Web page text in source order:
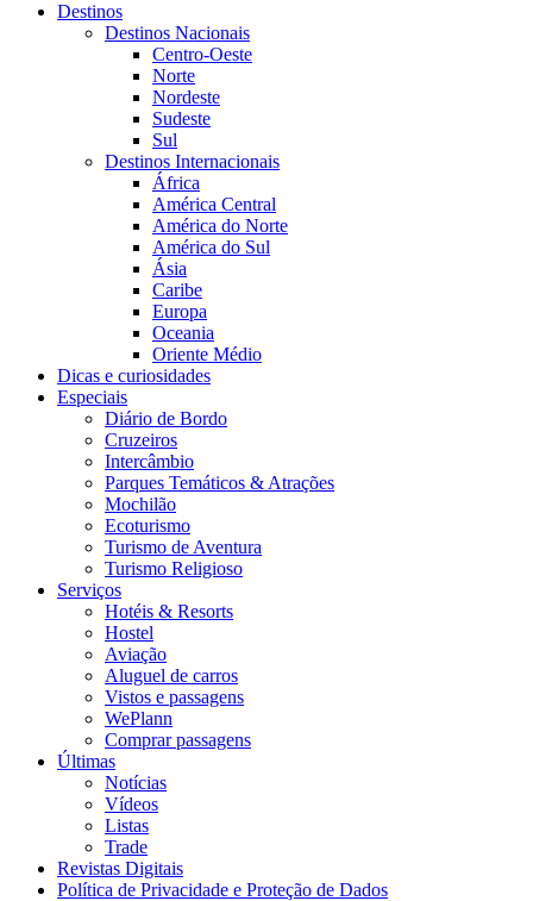
Destinos
Destinos Nacionais
Centro-Oeste
Norte
Nordeste
Sudeste
Sul
Destinos Internacionais
África
América Central
América do Norte
América do Sul
Ásia
Caribe
Europa
Oceania
Oriente Médio
Dicas e curiosidades
Especiais
Diário de Bordo
Cruzeiros
Intercâmbio
Parques Temáticos & Atrações
Mochilão
Ecoturismo
Turismo de Aventura
Turismo Religioso
Serviços
Hotéis & Resorts
Hostel
Aviação
Aluguel de carros
Vistos e passagens
WePlann
Comprar passagens
Últimas
Notícias
Vídeos
Listas
Trade
Revistas Digitais
Política de Privacidade e Proteção de Dados